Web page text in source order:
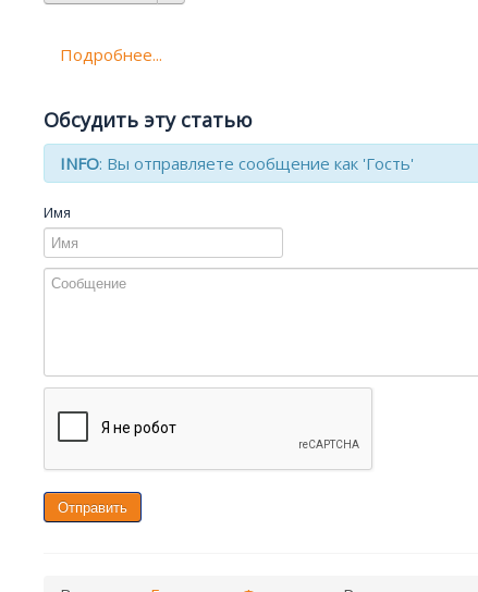
Подробнее...
Обсудить эту статью
INFO: Вы отправляете сообщение как 'Гость'
Имя
Отправить